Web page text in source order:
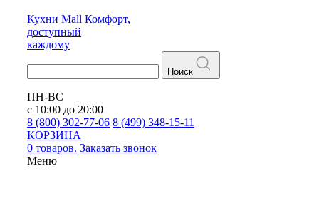
Кухни Mall Комфорт,
доступный
каждому
Поиск
ПН-ВС
с 10:00 до 20:00
8 (800) 302-77-06 8 (499) 348-15-11
КОРЗИНА
0 товаров. Заказать звонок
Меню